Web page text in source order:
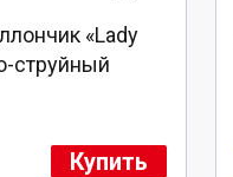
«Lady
струйный
Купить